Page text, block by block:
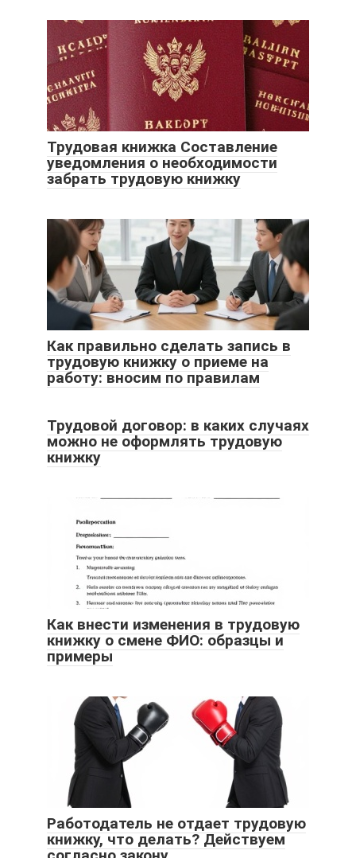
Трудовая книжка Составление
уведомления о необходимости
забрать трудовую книжку
Как правильно сделать запись в
трудовую книжку о приеме на
работу: вносим по правилам
Трудовой договор: в каких случаях
можно не оформлять трудовую
книжку
Как внести изменения в трудовую
книжку о смене ФИО: образцы и
примеры
Работодатель не отдает трудовую
книжку, что делать? Действуем